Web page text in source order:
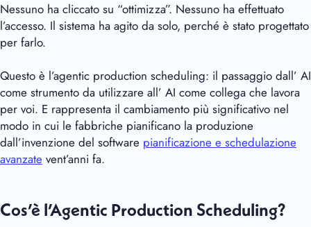
Nessuno ha cliccato su “ottimizza”. Nessuno ha effettuato
l’accesso. Il sistema ha agito da solo, perché è stato progettato
per farlo.
Questo è l’agentic production scheduling: il passaggio dall’ AI
come strumento da utilizzare all’ AI come collega che lavora
per voi. E rappresenta il cambiamento più significativo nel
modo in cui le fabbriche pianificano la produzione
dall’invenzione del software pianificazione e schedulazione
avanzate vent’anni fa.
Cos’è l’Agentic Production Scheduling?